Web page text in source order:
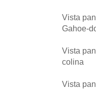
Vista
Gahoe-
Vista
colina
Vista